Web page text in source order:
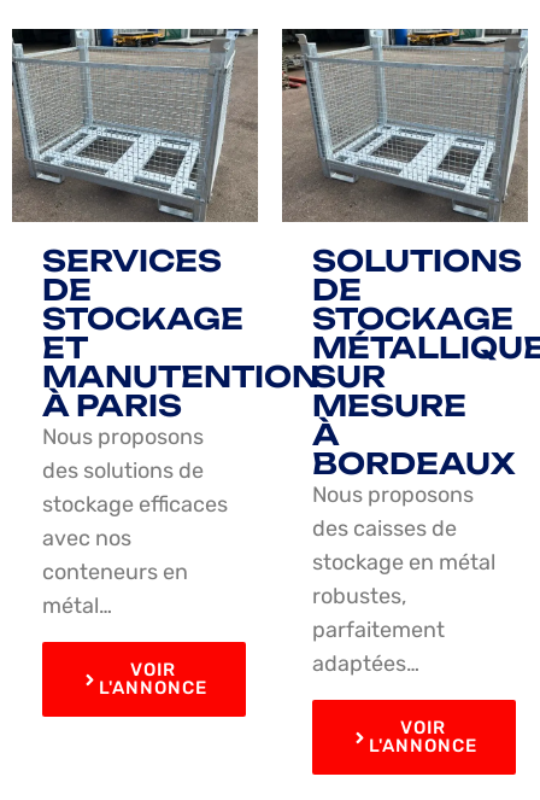
SERVICES
DE
STOCKAGE
ET
MANUTENTION
À PARIS
Nous proposons
des solutions de
stockage efficaces
avec nos
conteneurs en
métal…
VOIR
L'ANNONCE
SOLUTIONS
DE
STOCKAGE
SUR
MESURE
À
BORDEAUX
Nous proposons
des caisses de
stockage en métal
robustes,
parfaitement
adaptées…
VOIR
L'ANNONCE